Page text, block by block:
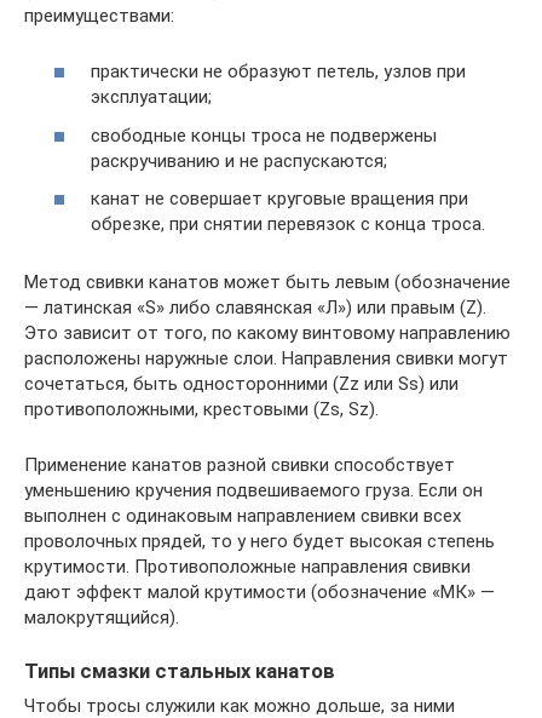
преимуществами:
практически не образуют петель, узлов при
эксплуатации;
свободные концы троса не подвержены
раскручиванию и не распускаются;
канат не совершает круговые вращения при
обрезке, при снятии перевязок с конца троса.
Метод свивки канатов может быть левым (обозначение
— латинская «S» либо славянская «Л») или правым (Z).
Это зависит от того, по какому винтовому направлению
расположены наружные слои. Направления свивки могут
сочетаться, быть односторонними (Zz или Ss) или
противоположными, крестовыми (Zs, Sz).
Применение канатов разной свивки способствует
уменьшению кручения подвешиваемого груза. Если он
выполнен с одинаковым направлением свивки всех
проволочных прядей, то у него будет высокая степень
крутимости. Противоположные направления свивки
дают эффект малой крутимости (обозначение «МК» —
малокрутящийся).
Типы смазки стальных канатов
Чтобы тросы служили как можно дольше, за ними